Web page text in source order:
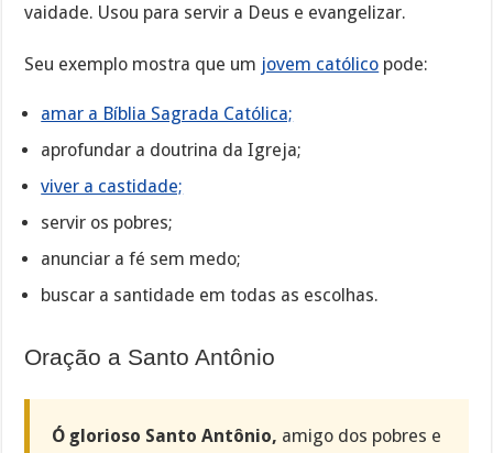
vaidade. Usou para servir a Deus e evangelizar.
Seu exemplo mostra que um jovem católico pode:
amar a Bíblia Sagrada Católica;
aprofundar a doutrina da Igreja;
viver a castidade;
servir os pobres;
anunciar a fé sem medo;
buscar a santidade em todas as escolhas.
Oração a Santo Antônio
Ó glorioso Santo Antônio, amigo dos pobres e